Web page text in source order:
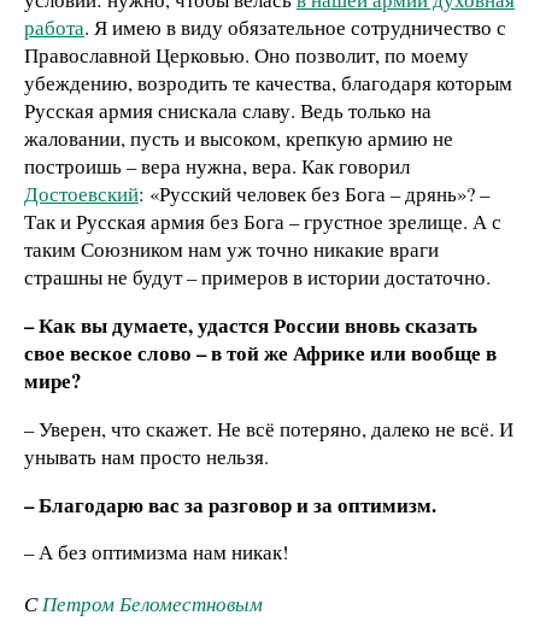
работа. Я имею в виду обязательное сотрудничество с
Православной Церковью. Оно позволит, по моему
убеждению, возродить те качества, благодаря которым
Русская армия снискала славу. Ведь только на
жаловании, пусть и высоком, крепкую армию не
построишь – вера нужна, вера. Как говорил
Достоевский: «Русский человек без Бога – дрянь»? –
Так и Русская армия без Бога – грустное зрелище. А с
таким Союзником нам уж точно никакие враги
страшны не будут – примеров в истории достаточно.
– Как вы думаете, удастся России вновь сказать
свое веское слово – в той же Африке или вообще в
мире?
– Уверен, что скажет. Не всё потеряно, далеко не всё. И
унывать нам просто нельзя.
– Благодарю вас за разговор и за оптимизм.
– А без оптимизма нам никак!
СПетром Беломестновым